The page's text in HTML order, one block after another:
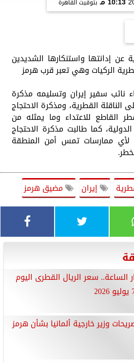
بتوقيت القاهرة
عن إدانتها واستنكارها الشديدين
الركيات وهي تعبر قرب هرمز
نائب سفير إيران وتسليمه مذكرة
الناقلة القطرية، ومذكرة الاحتجاج
للاعتداء وما يمثله من
كما طالبت مذكرة الاحتجاج
لأي ممارسات تمس أمن المنطقة
إيران مضيق هرمز
الساعة.. سعر الريال القطرى اليوم
وزير خارجية ألمانيا بشأن هرمز